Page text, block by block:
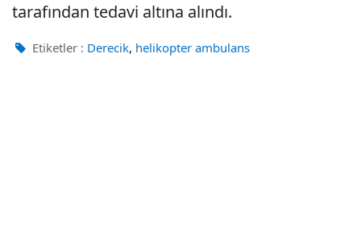
tarafından tedavi altına alındı.
Etiketler : Derecik, helikopter ambulans